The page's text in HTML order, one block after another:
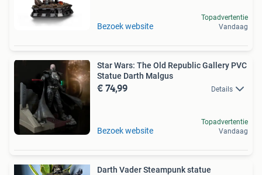
Bezoek website
Topadvertentie
Vandaag
Star Wars: The Old Republic Gallery PVC
Statue Darth Malgus
€ 74,99 Details
Bezoek website
Topadvertentie
Vandaag
Darth Vader Steampunk statue